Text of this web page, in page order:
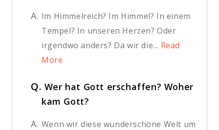
A. Im Himmelreich? Im Himmel? In einem
Tempel? In unseren Herzen? Oder
irgendwo anders? Da wir die... Read
More
Q. Wer hat Gott erschaffen? Woher
kam Gott?
A. Wenn wir diese wunderschöne Welt um